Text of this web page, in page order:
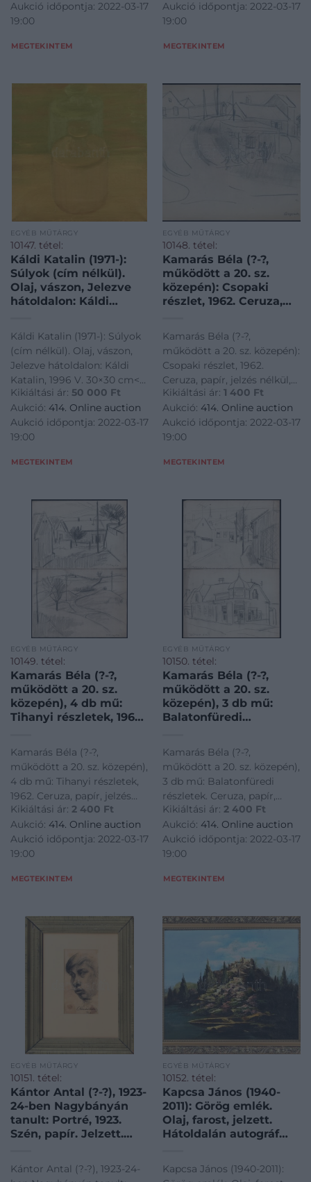
es-grafikak/Festmenyek-es-
grafikak~500001/Joseph-
Aukció időpontja: 2022-03-17
19:00
MEGTEKINTEM
cm<a
href="https://
Aukció időpontja: 2022-03-17
19:00
MEGTEKINTEM
EGYÉB MŰTÁRGY
10147. tétel:
Káldi Katalin (1971-):
Súlyok (cím nélkül).
Olaj, vászon, Jelezve
hátoldalon: Káldi
Káldi Katalin (1971-): Súlyok
(cím nélkül). Olaj, vászon,
Jelezve hátoldalon: Káldi
Katalin, 1996 V. 30×30 cm<a
href="https://www.darabanth.com/hu/gyorsarveres/414/
es-grafikak/Festmenyek-es-
grafikak~500001/Kaldi-
Katalin-1971-Su
Kikiáltási ár: 50 000 Ft
Aukció: 414. Online auction
Aukció időpontja: 2022-03-17
19:00
MEGTEKINTEM
EGYÉB MŰTÁRGY
10148. tétel:
Kamarás Béla (?-?,
működött a 20. sz.
közepén): Csopaki
részlet, 1962. Ceruza,
Kamarás Béla (?-?,
működött a 20. sz. közepén):
Csopaki részlet, 1962.
Ceruza, papír, jelzés nélkül,
21x29,5 cm<a
href="https://
es-grafikak/Festmenyek-es-
grafikak~500001/Kamaras-
Kikiáltási ár: 1 400 Ft
Aukció: 414. Online auction
Aukció időpontja: 2022-03-17
19:00
MEGTEKINTEM
EGYÉB MŰTÁRGY
10149. tétel:
Kamarás Béla (?-?,
működött a 20. sz.
közepén), 4 db mű:
Tihanyi részletek, 1962.
Kamarás Béla (?-?,
működött a 20. sz. közepén),
4 db mű: Tihanyi részletek,
1962. Ceruza, papír, jelzés
nélkül, 21x29,5 cm<a
href="https://www.darabanth.com/hu/gyorsarveres/414/
es-grafikak/Festmenyek-es-
grafikak~500001/Kamaras-
Kikiáltási ár: 2 400 Ft
Aukció: 414. Online auction
Aukció időpontja: 2022-03-17
19:00
MEGTEKINTEM
EGYÉB MŰTÁRGY
10150. tétel:
Kamarás Béla (?-?,
működött a 20. sz.
közepén), 3 db mű:
Balatonfüredi
helyenként kissé foltos,
21×29 cm
Kamarás Béla (?-?,
működött a 20. sz. közepén),
3 db mű: Balatonfüredi
részletek. Ceruza, papír,
jelzés nélkül, helyenként
kissé foltos, 21x29 cm<a
href="https://
es-grafikak/Festmenyek-es-
Kikiáltási ár: 2 400 Ft
Aukció: 414. Online auction
Aukció időpontja: 2022-03-17
19:00
MEGTEKINTEM
EGYÉB MŰTÁRGY
10151. tétel:
Kántor Antal (?-?), 1923-
24-ben Nagybányán
tanult: Portré, 1923.
Szén, papír. Jelzett.
1957) hagyatéka.
Kántor Antal (?-?), 1923-24-
EGYÉB MŰTÁRGY
10152. tétel:
Kapcsa János (1940-
2011): Görög emlék.
Olaj, farost, jelzett.
Hátoldalán autográf
Kapcsa János (1940-2011):